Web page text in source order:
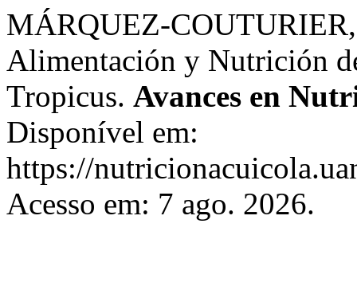
MÁRQUEZ-COUTURIER,
Alimentación y Nutrición
Tropicus. Avances en
Disponível em:
https://
Acesso em: 7 ago. 2026.